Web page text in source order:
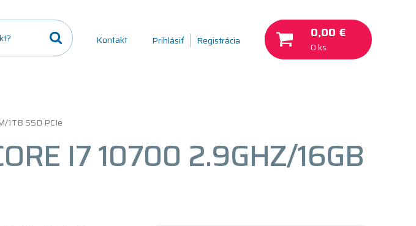
Prihlásiť Registrácia 0,00 €
0 ks
Kontakt
1TB SSD PCIe
I7 10700 2.9GHZ/16GB